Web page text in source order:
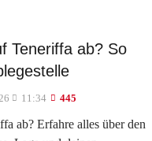
Teneriffa ab? So
11:34 445
ab? Erfahre alles über den